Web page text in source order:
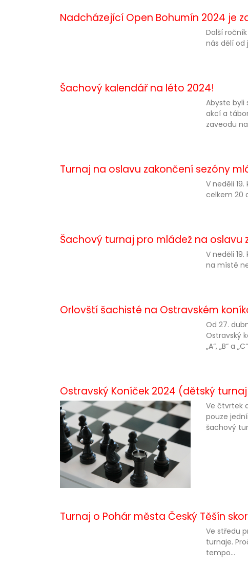
Nadcházející Open Bohumín 2024 je
Další
nás dělí od
Šachový kalendář na léto 2024!
Abyste byli
akcí a
zaveodu
Turnaj na oslavu zakončení sezóny
V neděli
celkem 20
Šachový turnaj pro mládež na oslavu
V neděli
na místě
Orlovští šachisté na Ostravském
Od 27.
Ostravský
„A“, „B“ a
Ostravský Koníček 2024 (dětský
Ve čtvrtek
pouze
šachový
Turnaj o Pohár města Český Těšín
Ve středu
turnaje.
tempo...